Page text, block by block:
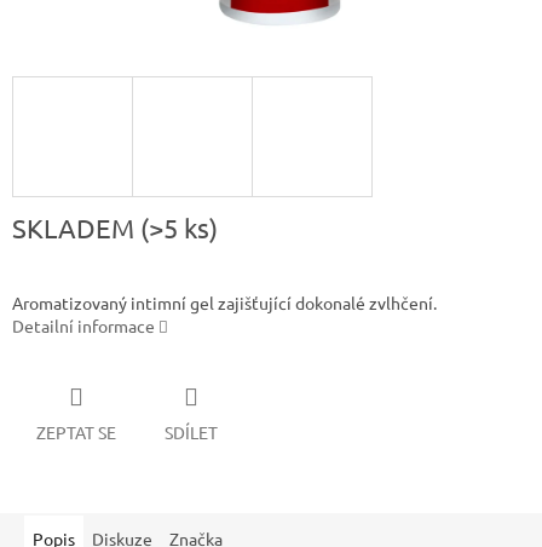
SKLADEM (>5 ks)
Aromatizovaný intimní gel zajišťující dokonalé zvlhčení.
Detailní informace
ZEPTAT SE SDÍLET
Popis Diskuze Značka